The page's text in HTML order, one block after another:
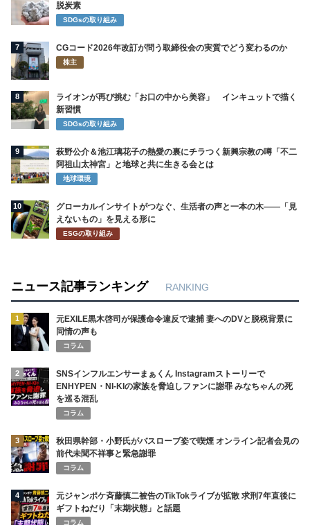
脱炭素
SDGsの取り組み
7 CGコード2026年改訂が問う取締役会の実質でどう変わるのか
株主
8
ライオンが再び挑む「お口の中から美容」 インキュットで描く
新習慣
SDGsの取り組み
9
萩野公介＆池江璃花子の熱愛の裏にチラつく新興宗教の噂「不二
阿祖山太神宮」と地球と共に生きる会とは
地球環境
10
グローカルインサイトがつなぐ、生活者の声と一本の木――「見
えないもの」を見える形に
ESGの取り組み
ニュース記事ランキング RANKING
1
元EXILE黒木啓司が保護命令違反で逮捕 妻へのDVと脱税背景に
同情の声も
コラム
2
SNSインフルエンサーまぁくん Instagramストーリーで
ENHYPEN・NI-KIの家族を脅迫しファンに謝罪 みなちゃんの死
を巡る混乱
コラム
3
秋田県幹部・小野氏がバスローブ姿で喫煙 オンライン記者会見の
前代未聞不祥事と緊急謝罪
コラム
4
元ジャンポケ斉藤慎二被告のTikTokライブが拡散 求刑7年直後に
ギフトねだり「末期状態」と話題
コラム